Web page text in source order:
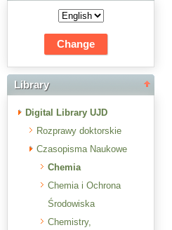
Library
Digital Library UJD
Rozprawy doktorskie
Czasopisma Naukowe
Chemia
Chemia i Ochrona
Środowiska
Chemistry,